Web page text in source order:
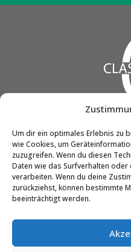
Um dir ein optimales Erlebnis zu
wie Cookies, um
zuzugreifen. Wenn du diesen
Daten wie das Surfverhalten
verarbeiten. Wenn du deine
zurückziehst, können bestimmte
beeinträchtigt werden.
CLASSTEC GmbH &
Friedrich-Engels-Str. 12
51545 Waldbröl
Telefon:02291 / 90298-0
E-Mail:info@classtec.de